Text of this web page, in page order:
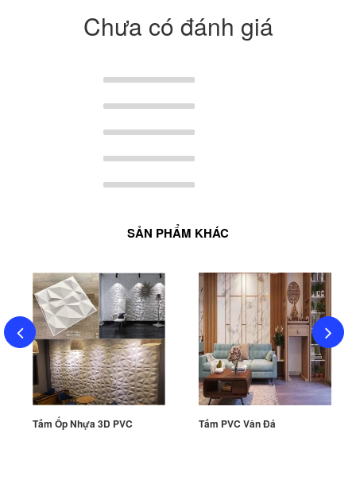
Chưa có đánh giá
SẢN PHẨM KHÁC
Tấm Ốp Nhựa 3D PVC Tấm PVC Vân Đá